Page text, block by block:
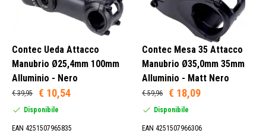
Contec Ueda Attacco
Manubrio Ø25,4mm 100mm
Alluminio - Nero
€ 39,95 € 10,54
Disponibile
EAN 4251507965835
Contec Mesa 35 Attacco
Manubrio Ø35,0mm 35mm
Alluminio - Matt Nero
€ 59,96 € 18,09
Disponibile
EAN 4251507966306